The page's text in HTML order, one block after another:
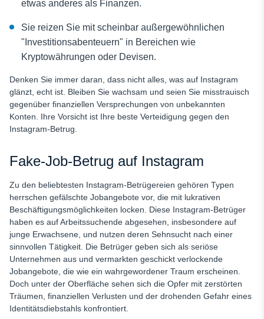
etwas anderes als Finanzen.
Sie reizen Sie mit scheinbar außergewöhnlichen
"Investitionsabenteuern" in Bereichen wie
Kryptowährungen oder Devisen.
Denken Sie immer daran, dass nicht alles, was auf Instagram
glänzt, echt ist. Bleiben Sie wachsam und seien Sie misstrauisch
gegenüber finanziellen Versprechungen von unbekannten
Konten. Ihre Vorsicht ist Ihre beste Verteidigung gegen den
Instagram-Betrug.
Fake-Job-Betrug auf Instagram
Zu den beliebtesten Instagram-Betrügereien gehören Typen
herrschen gefälschte Jobangebote vor, die mit lukrativen
Beschäftigungsmöglichkeiten locken. Diese Instagram-Betrüger
haben es auf Arbeitssuchende abgesehen, insbesondere auf
junge Erwachsene, und nutzen deren Sehnsucht nach einer
sinnvollen Tätigkeit. Die Betrüger geben sich als seriöse
Unternehmen aus und vermarkten geschickt verlockende
Jobangebote, die wie ein wahrgewordener Traum erscheinen.
Doch unter der Oberfläche sehen sich die Opfer mit zerstörten
Träumen, finanziellen Verlusten und der drohenden Gefahr eines
Identitätsdiebstahls konfrontiert.